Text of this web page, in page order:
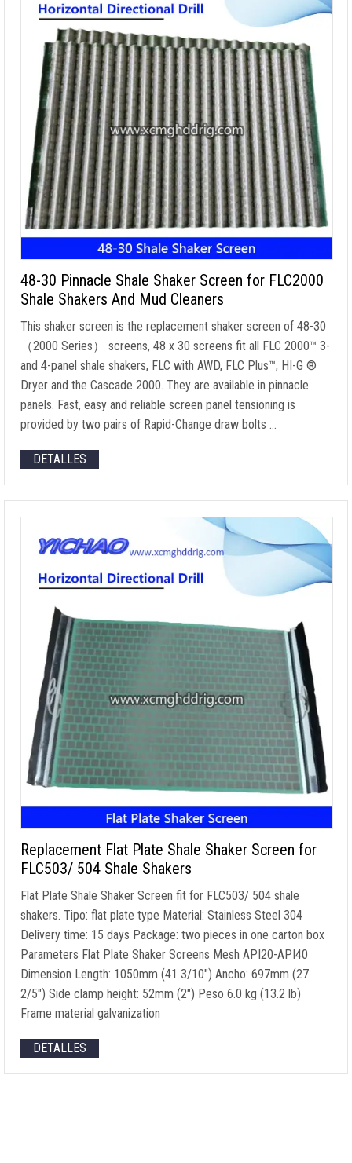
48-30 Pinnacle Shale Shaker Screen for FLC2000
Shale Shakers And Mud Cleaners
This shaker screen is the replacement shaker screen of 48-30
（2000 Series） screens, 48 x 30 screens fit all FLC 2000™ 3-
and 4-panel shale shakers, FLC with AWD, FLC Plus™, HI-G ®
Dryer and the Cascade 2000. They are available in pinnacle
panels. Fast, easy and reliable screen panel tensioning is
provided by two pairs of Rapid-Change draw bolts …
DETALLES
Replacement Flat Plate Shale Shaker Screen for
FLC503/ 504 Shale Shakers
Flat Plate Shale Shaker Screen fit for FLC503/ 504 shale
shakers. Tipo: flat plate type Material: Stainless Steel 304
Delivery time: 15 days Package: two pieces in one carton box
Parameters Flat Plate Shaker Screens Mesh API20-API40
Dimension Length: 1050mm (41 3/10") Ancho: 697mm (27
2/5") Side clamp height: 52mm (2") Peso 6.0 kg (13.2 lb)
Frame material galvanization
DETALLES